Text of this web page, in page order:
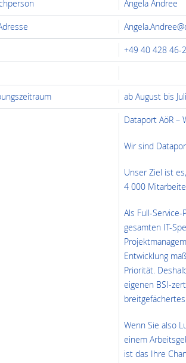
Angela Andree
+49 40 428 46-
ab August bis Juli
Dataport AöR –
Wir sind
Unser Ziel ist
4 000
Als Full-
gesamten IT-
Entwicklung
Priorität.
eigenen BSI-
Wenn Sie also
einem
ist das Ihre